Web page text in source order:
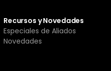
Recursos y Novedades
Especiales de Aliados
Novedades